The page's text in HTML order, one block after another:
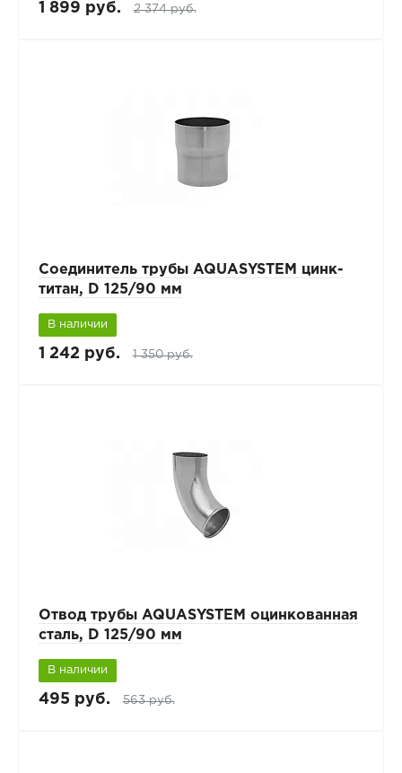
1 899 руб. 2 374 руб.
Соединитель трубы AQUASYSTEM цинк-
титан, D 125/90 мм
В наличии
1 242 руб. 1 350 руб.
Отвод трубы AQUASYSTEM оцинкованная
сталь, D 125/90 мм
В наличии
495 руб. 563 руб.